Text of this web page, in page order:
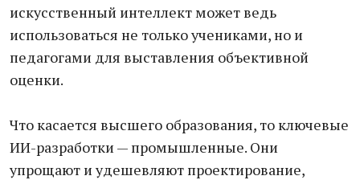
искусственный интеллект может ведь
использоваться не только учениками, но и
педагогами для выставления объективной
оценки.
Что касается высшего образования, то ключевые
ИИ-разработки — промышленные. Они
упрощают и удешевляют проектирование,